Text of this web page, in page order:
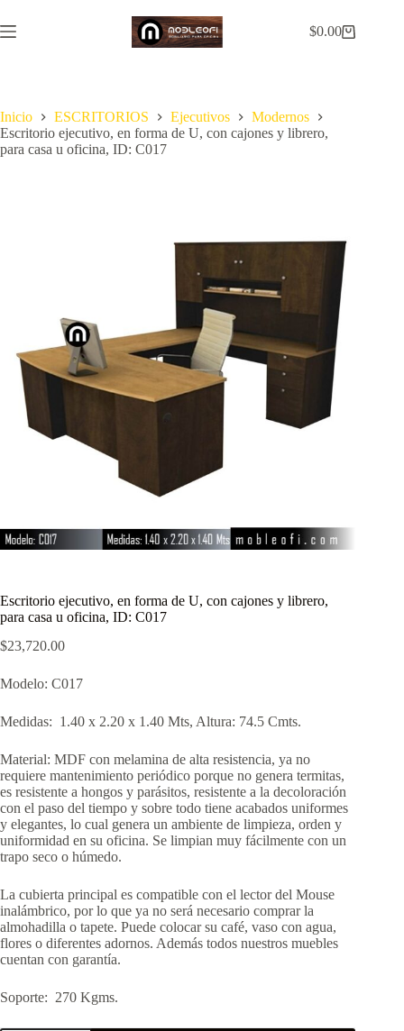
al
contenido
Carro
$0.00
Inicio ESCRITORIOS Ejecutivos
Modernos
Escritorio ejecutivo, en forma de U, con cajones y librero,
para casa u oficina, ID: C017
Escritorio ejecutivo, en forma de U, con cajones y librero,
para casa u oficina, ID: C017
$23,720.00
Modelo: C017
Medidas: 1.40 x 2.20 x 1.40 Mts, Altura: 74.5 Cmts.
Material: MDF con melamina de alta resistencia, ya no
requiere mantenimiento periódico porque no genera termitas,
es resistente a hongos y parásitos, resistente a la decoloración
con el paso del tiempo y sobre todo tiene acabados uniformes
y elegantes, lo cual genera un ambiente de limpieza, orden y
uniformidad en su oficina. Se limpian muy fácilmente con un
trapo seco o húmedo.
La cubierta principal es compatible con el lector del Mouse
inalámbrico, por lo que ya no será necesario comprar la
almohadilla o tapete. Puede colocar su café, vaso con agua,
flores o diferentes adornos. Además todos nuestros muebles
cuentan con garantía.
Soporte: 270 Kgms.